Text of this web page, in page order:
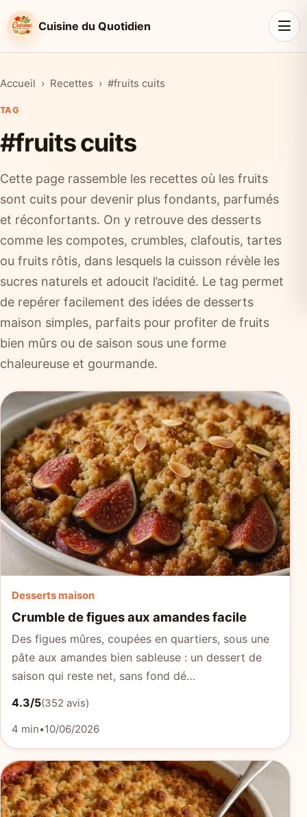
Cuisine du Quotidien
Accueil Recettes #fruits cuits
TAG
#fruits cuits
Cette page rassemble les recettes où les fruits
sont cuits pour devenir plus fondants, parfumés
et réconfortants. On y retrouve des desserts
comme les compotes, crumbles, clafoutis, tartes
ou fruits rôtis, dans lesquels la cuisson révèle les
sucres naturels et adoucit l’acidité. Le tag permet
de repérer facilement des idées de desserts
maison simples, parfaits pour profiter de fruits
bien mûrs ou de saison sous une forme
chaleureuse et gourmande.
Desserts maison
Crumble de figues aux amandes facile
Des figues mûres, coupées en quartiers, sous une
pâte aux amandes bien sableuse : un dessert de
saison qui reste net, sans fond dé…
4.3/5(352 avis)
4 min•10/06/2026